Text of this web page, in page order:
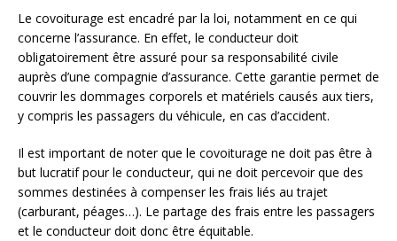
Le covoiturage est encadré par la loi, notamment en ce qui
concerne l’assurance. En effet, le conducteur doit
obligatoirement être assuré pour sa responsabilité civile
auprès d’une compagnie d’assurance. Cette garantie permet de
couvrir les dommages corporels et matériels causés aux tiers,
y compris les passagers du véhicule, en cas d’accident.
Il est important de noter que le covoiturage ne doit pas être à
but lucratif pour le conducteur, qui ne doit percevoir que des
sommes destinées à compenser les frais liés au trajet
(carburant, péages…). Le partage des frais entre les passagers
et le conducteur doit donc être équitable.